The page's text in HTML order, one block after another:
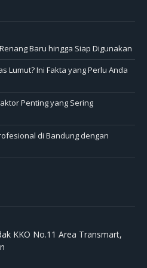
Baru hingga Siap Digunakan
Lumut? Ini Fakta yang Perlu Anda
Penting yang Sering
di Bandung dengan
KKO No.11 Area Transmart,